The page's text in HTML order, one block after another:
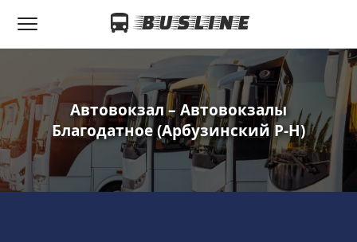
Автовокзал – Автовокзалы
Благодатное (Арбузинский Р-Н)